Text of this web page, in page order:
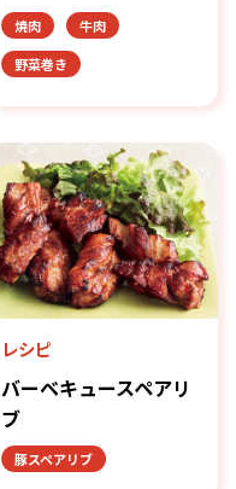
焼肉
牛肉
野菜巻き
レシピ
バーベキュースペアリ
ブ
豚スペアリブ